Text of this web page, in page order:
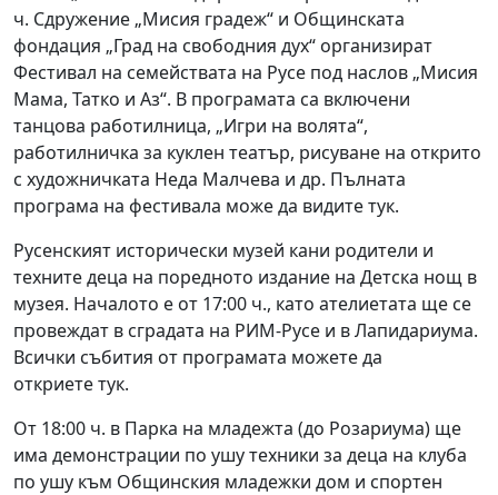
ч. Сдружение „Мисия градеж“ и Общинската
фондация „Град на свободния дух“ организират
Фестивал на семействата на Русе под наслов „Мисия
Мама, Татко и Аз“. В програмата са включени
танцова работилница, „Игри на волята“,
работилничка за куклен театър, рисуване на открито
с художничката Неда Малчева и др. Пълната
програма на фестивала може да видитетук.
Русенският исторически музей кани родители и
техните деца на поредното издание на Детска нощ в
музея. Началото е от 17:00 ч., като ателиетата ще се
провеждат в сградата на РИМ-Русе и в Лапидариума.
Всички събития от програмата можете да
откриететук.
От 18:00 ч. в Парка на младежта (до Розариума) ще
има демонстрации по ушу техники за деца на клуба
по ушу към Общинския младежки дом и спортен